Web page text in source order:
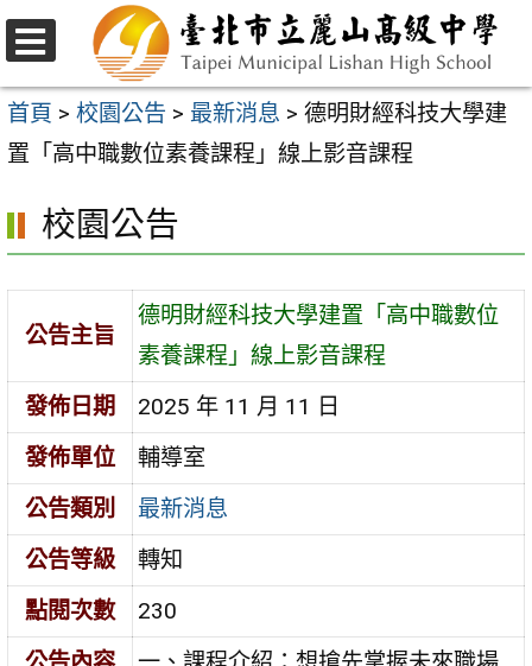
跳
至
主
要
容
區
選
單
首頁 > 校園公告 > 最新消息 > 德明財經科技大學建
置「高中職數位素養課程」線上影音課程
校園公告
公告主旨
德明財經科技大學建置「高中職數位
素養課程」線上影音課程
發佈日期
2025 年 11 月 11 日
發佈單位
輔導室
公告類別
最新消息
公告等級
轉知
點閱次數
230